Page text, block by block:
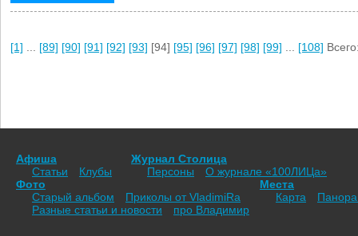
[1] [89] [90] [91] [92] [93] [94] [95] [96] [97] [98] [99] [108]
Афиша
Статьи
Клубы
Журнал Столица
Персоны
О журнале «100ЛИЦа»
Фото
Старый альбом
Приколы от VladimiRа
Места
Карта
Разные статьи и новости
про Владимир